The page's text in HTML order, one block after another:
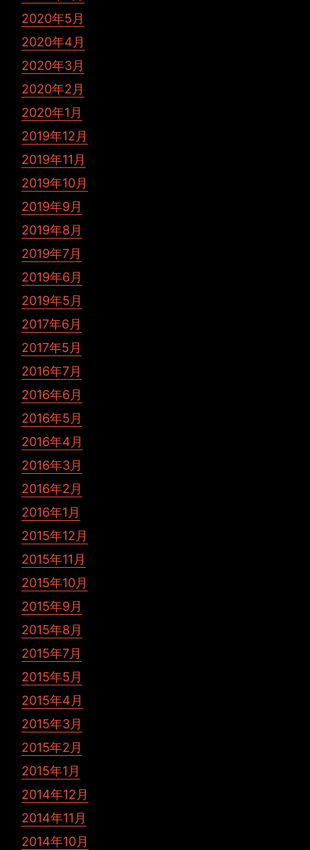
2020年5月
2020年4月
2020年3月
2020年2月
2020年1月
2019年12月
2019年11月
2019年10月
2019年9月
2019年8月
2019年7月
2019年6月
2019年5月
2017年6月
2017年5月
2016年7月
2016年6月
2016年5月
2016年4月
2016年3月
2016年2月
2016年1月
2015年12月
2015年11月
2015年10月
2015年9月
2015年8月
2015年7月
2015年5月
2015年4月
2015年3月
2015年2月
2015年1月
2014年12月
2014年11月
2014年10月